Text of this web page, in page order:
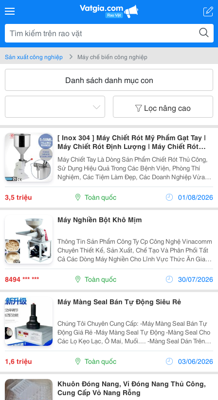
Sản xuất công nghiệp Máy chế biến công nghiệp
Danh sách danh mục con
Lọc nâng cao
[ Inox 304 ] Máy Chiết Rót Mỹ Phẩm Gạt Tay |
Máy Chiết Rót Định Lượng | Máy Chiết Rót
Kem , Tinh Dầu , Nước Hoa
Máy Chiết Tay Là Dòng Sản Phẩm Chiết Rót Thủ Công,
Sử Dụng Hiệu Quả Trong Các Bệnh Viện, Phòng Thí
Nghiệm, Các Tiệm Làm Đẹp, Các Doanh Nghiệp Vừa
Và Nhỏ. Đặc Biệt Lý Tưởng Cho Các Sản Phẩm Nhỏ Và
3,5 triệu Toàn quốc 01/08/2026
Máy Nghiền Bột Khô Mịm
Thông Tin Sản Phẩm Công Ty Cp Công Nghệ Vinacomm
Chuyên Thiết Kế, Sản Xuất, Chế Tạo Và Phân Phối Tất
Cả Các Dòng Máy Nghiền Cho Lĩnh Vực Thức Ăn Gia
Súc, Phân Bón, Thực Phẩm, Nguyên Liệu, Gỗ, Y Tế,
Công Nghiệp Và Nông Nghiệp&Hellip;Chúng Tôi...
8494 *** *** Toàn quốc 30/07/2026
Máy Màng Seal Bán Tự Động Siêu Rẻ
Chúng Tôi Chuyên Cung Cấp: -Máy Màng Seal Bán Tự
Động Giá Rẻ -Máy Màng Seal Tự Động -Màng Seal Cho
Các Lọ Kẹo Lạc, Ô Mai, Muối.... -Màng Seal Dán Trên
Nhựa Hdpe, Pp, Pet, Thủy Tinh .... Mọi Chi Tiết Xin Liên
Hệ: Nguyễn Tiến Dưỡng
1,6 triệu Toàn quốc 03/06/2026
Khuôn Đóng Nang, Vỉ Đóng Nang Thủ Công,
Cung Cấp Vỏ Nang Rỗng